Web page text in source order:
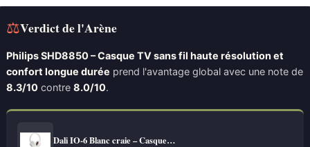
⚖Verdict de l'Arène
Philips SHD8850 – Casque TV sans fil haute résolution et
confort longue durée prend l'avantage global avec une note de
8.3/10 contre 8.0/10.
Dali IO-6 Blanc craie – Casque…